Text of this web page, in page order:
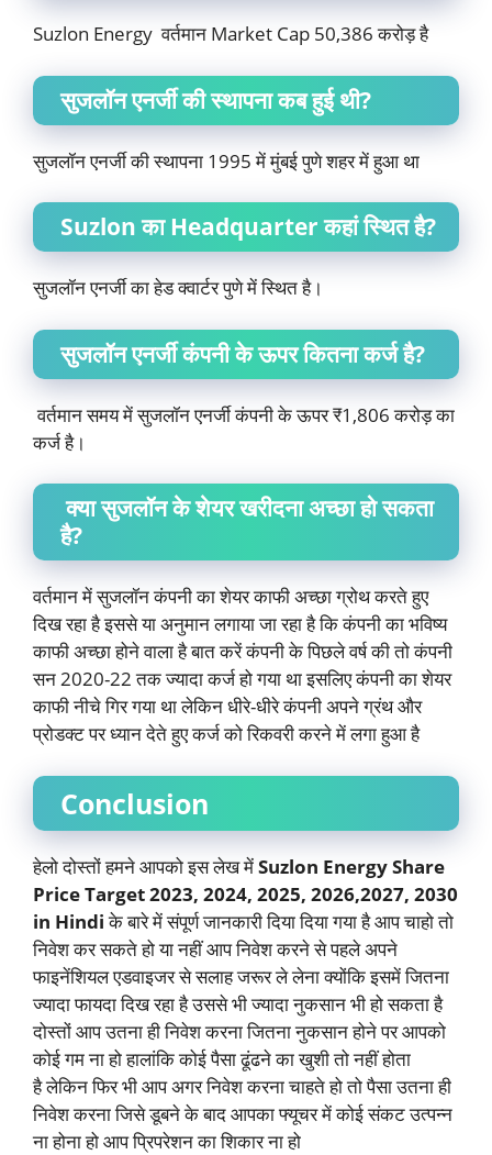
Suzlon Energy वर्तमान Market Cap 50,386 करोड़ है
सुजलॉन एनर्जी की स्थापना कब हुई थी?
सुजलॉन एनर्जी की स्थापना 1995 में मुंबई पुणे शहर में हुआ था
Suzlon का Headquarter कहां स्थित है?
सुजलॉन एनर्जी का हेड क्वार्टर पुणे में स्थित है।
सुजलॉन एनर्जी कंपनी के ऊपर कितना कर्ज है?
वर्तमान समय में सुजलॉन एनर्जी कंपनी के ऊपर ₹1,806 करोड़ का
कर्ज है।
क्या सुजलॉन के शेयर खरीदना अच्छा हो सकता
है?
वर्तमान में सुजलॉन कंपनी का शेयर काफी अच्छा ग्रोथ करते हुए
दिख रहा है इससे या अनुमान लगाया जा रहा है कि कंपनी का भविष्य
काफी अच्छा होने वाला है बात करें कंपनी के पिछले वर्ष की तो कंपनी
सन 2020-22 तक ज्यादा कर्ज हो गया था इसलिए कंपनी का शेयर
काफी नीचे गिर गया था लेकिन धीरे-धीरे कंपनी अपने ग्रंथ और
प्रोडक्ट पर ध्यान देते हुए कर्ज को रिकवरी करने में लगा हुआ है
Conclusion
हेलो दोस्तों हमने आपको इस लेख मेंSuzlon Energy Share
Price Target 2023, 2024, 2025, 2026,2027, 2030
in Hindiके बारे में संपूर्ण जानकारी दिया दिया गया है आप चाहो तो
निवेश कर सकते हो या नहीं आप निवेश करने से पहले अपने
फाइनेंशियल एडवाइजर से सलाह जरूर ले लेना क्योंकि इसमें जितना
ज्यादा फायदा दिख रहा है उससे भी ज्यादा नुकसान भी हो सकता है
दोस्तों आप उतना ही निवेश करना जितना नुकसान होने पर आपको
कोई गम ना हो हालांकि कोई पैसा ढूंढने का खुशी तो नहीं होता
है लेकिन फिर भी आप अगर निवेश करना चाहते हो तो पैसा उतना ही
निवेश करना जिसे डूबने के बाद आपका फ्यूचर में कोई संकट उत्पन्न
ना होना हो आप प्रिपरेशन का शिकार ना हो